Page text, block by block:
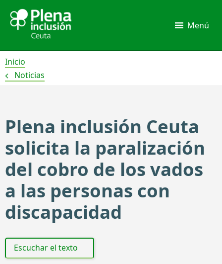
contenido
Menú
Inicio
Noticias
Plena inclusión Ceuta
solicita la paralización
del cobro de los vados
a las personas con
discapacidad
Escuchar el texto